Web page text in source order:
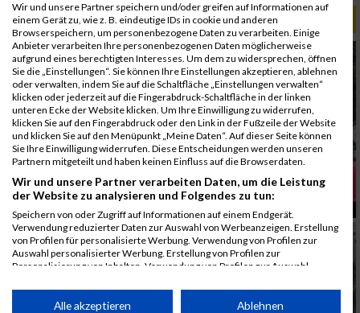
ALBUM B2RUN MÜNCHEN / 15.07.2026
Wir und unsere Partner speichern und/oder greifen auf Informationen auf
einem Gerät zu, wie z. B. eindeutige IDs in cookie und anderen
Browserspeichern, um personenbezogene Daten zu verarbeiten. Einige
Anbieter verarbeiten Ihre personenbezogenen Daten möglicherweise
aufgrund eines berechtigten Interesses. Um dem zu widersprechen, öffnen
Sie die „Einstellungen“. Sie können Ihre Einstellungen akzeptieren, ablehnen
oder verwalten, indem Sie auf die Schaltfläche „Einstellungen verwalten“
klicken oder jederzeit auf die Fingerabdruck-Schaltfläche in der linken
unteren Ecke der Website klicken. Um Ihre Einwilligung zu widerrufen,
klicken Sie auf den Fingerabdruck oder den Link in der Fußzeile der Website
und klicken Sie auf den Menüpunkt „Meine Daten“. Auf dieser Seite können
Sie Ihre Einwilligung widerrufen. Diese Entscheidungen werden unseren
Partnern mitgeteilt und haben keinen Einfluss auf die Browserdaten.
Wir und unsere Partner verarbeiten Daten, um die Leistung
der Website zu analysieren und Folgendes zu tun:
Speichern von oder Zugriff auf Informationen auf einem Endgerät.
Verwendung reduzierter Daten zur Auswahl von Werbeanzeigen. Erstellung
von Profilen für personalisierte Werbung. Verwendung von Profilen zur
Auswahl personalisierter Werbung. Erstellung von Profilen zur
Personalisierung von Inhalten. Verwendung von Profilen zur Auswahl
Performance von Inhalten. Analyse von Zielgruppen durch Statistiken oder
Kombinationen von Daten aus verschiedenen Quellen. Entwicklung und
Alle akzeptieren Ablehnen